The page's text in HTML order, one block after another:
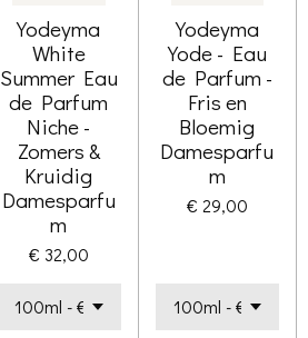
Yodeyma
White
Summer Eau
de Parfum
Niche -
Zomers &
Kruidig
Damesparfu
m
€ 32,00
Yodeyma
Yode - Eau
de Parfum -
Fris en
Bloemig
Damesparfu
m
€ 29,00